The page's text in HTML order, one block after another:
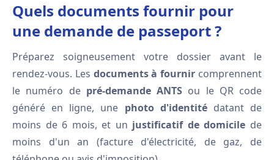
Quels documents fournir pour
une demande de passeport ?
Préparez soigneusement votre dossier avant le
rendez-vous. Les documents à fournir comprennent
le numéro de pré-demande ANTS ou le QR code
généré en ligne, une photo d'identitédatant de
moins de 6 mois, et un justificatif de domicile de
moins d'un an (facture d'électricité, de gaz, de